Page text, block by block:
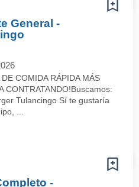
General -
COMIDA RÁPIDA MÁS
CONTRATANDO!Buscamos:
Tulancingo Sí te gustaría
...
-